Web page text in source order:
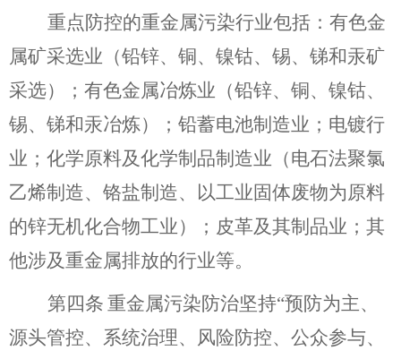
重点防控的重金属污染行业包括：有色金
属矿采选业（铅锌、铜、镍钴、锡、锑和汞矿
采选）；有色金属冶炼业（铅锌、铜、镍钴、
锡、锑和汞冶炼）；铅蓄电池制造业；电镀行
业；化学原料及化学制品制造业（电石法聚氯
乙烯制造、铬盐制造、以工业固体废物为原料
的锌无机化合物工业）；皮革及其制品业；其
他涉及重金属排放的行业等。
第四条 重金属污染防治坚持“预防为主、
源头管控、系统治理、风险防控、公众参与、